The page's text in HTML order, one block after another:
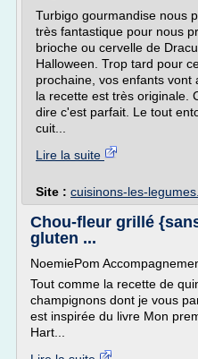
Turbigo gourmandise nous
très fantastique pour nous
brioche ou cervelle de
Halloween. Trop tard pour
prochaine, vos enfants vont
la recette est très originale.
dire c'est parfait. Le tout
cuit...
Lire la suite
Site : cuisinons-les-
Chou-fleur grillé
gluten ...
NoemiePom
Tout comme la recette de
champignons dont je vous
est inspirée du livre Mon
Hart...